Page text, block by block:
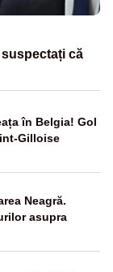
că
în Belgia! Gol
Gilloise
Neagră.
asupra